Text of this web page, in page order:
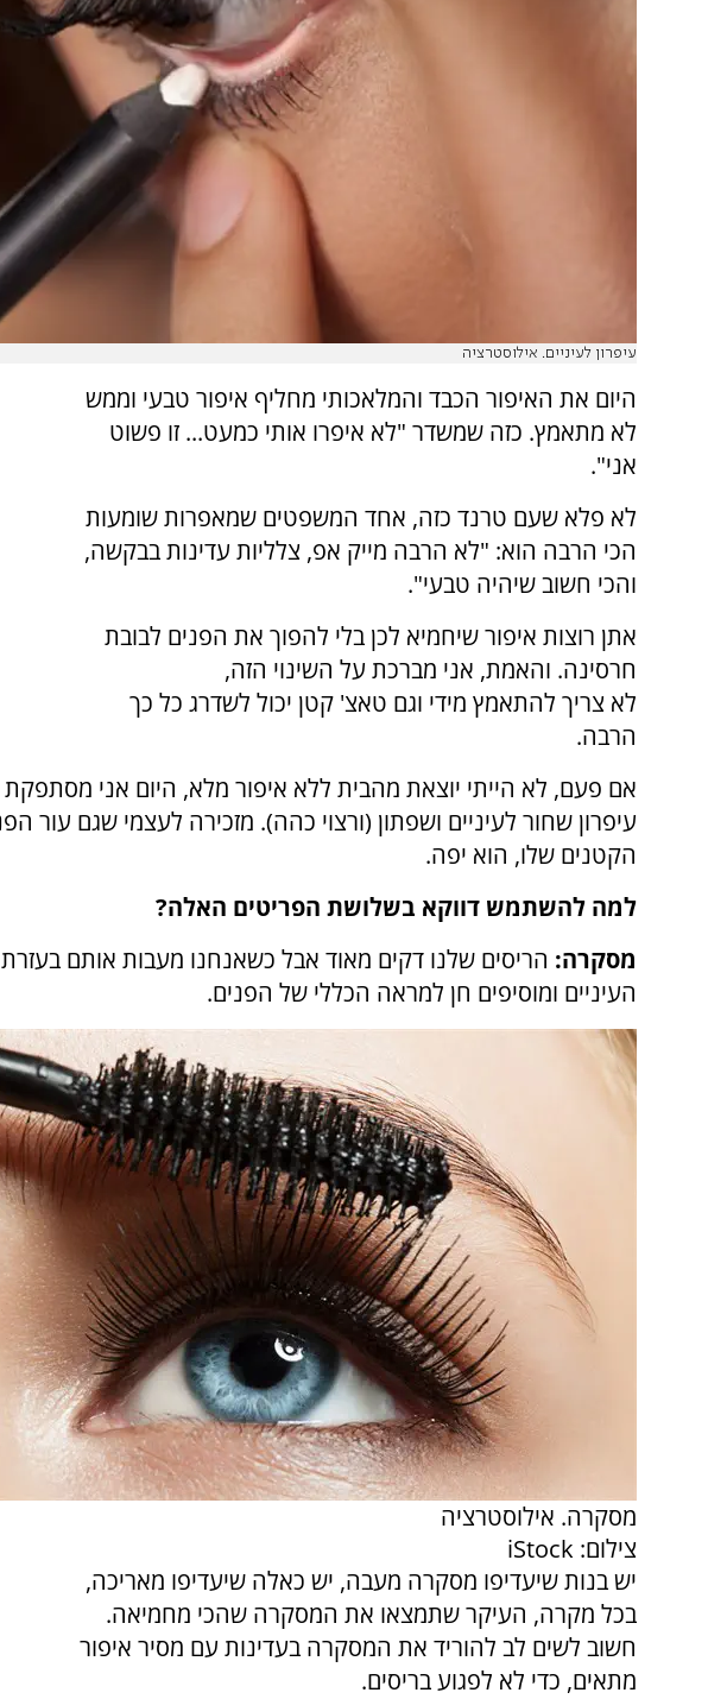
עיפרון לעיניים. אילוסטרציה
היום את האיפור הכבד והמלאכותי מחליף איפור טבעי וממש
לא מתאמץ. כזה שמשדר "לא איפרו אותי כמעט... זו פשוט
אני".
לא פלא שעם טרנד כזה, אחד המשפטים שמאפרות שומעות
הכי הרבה הוא: "לא הרבה מייק אפ, צלליות עדינות בבקשה,
והכי חשוב שיהיה טבעי".
אתן רוצות איפור שיחמיא לכן בלי להפוך את הפנים לבובת
חרסינה. והאמת, אני מברכת על השינוי הזה,
לא צריך להתאמץ מידי וגם טאצ' קטן יכול לשדרג כל כך
הרבה.
אם פעם, לא הייתי יוצאת מהבית ללא איפור מלא, היום אני
עיפרון שחור לעיניים ושפתון (ורצוי כהה). מזכירה לעצמי שגם עור
הקטנים שלו, הוא יפה.
למה להשתמש דווקא בשלושת הפריטים האלה?
מסקרה: הריסים שלנו דקים מאוד אבל כשאנחנו מעבות אותם
העיניים ומוסיפים חן למראה הכללי של הפנים.
מסקרה. אילוסטרציה
צילום: iStock
יש בנות שיעדיפו מסקרה מעבה, יש כאלה שיעדיפו מאריכה,
בכל מקרה, העיקר שתמצאו את המסקרה שהכי מחמיאה.
חשוב לשים לב להוריד את המסקרה בעדינות עם מסיר איפור
מתאים, כדי לא לפגוע בריסים.